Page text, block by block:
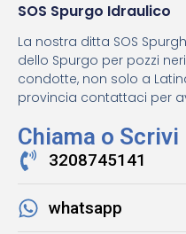
SOS Spurgo Idraulico
La nostra ditta SOS
dello Spurgo per pozzi
condotte, non solo a
provincia contattaci per
Chiama o Scrivi
3208745141
whatsapp